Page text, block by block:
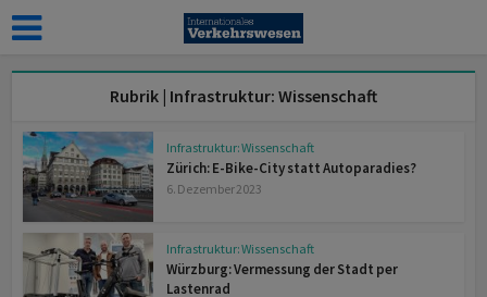
Rubrik | Infrastruktur: Wissenschaft
Infrastruktur: Wissenschaft
Zürich: E-Bike-City statt Auto­paradies?
6. Dezember 2023
Infrastruktur: Wissenschaft
Würzburg: Vermessung der Stadt per
Lastenrad